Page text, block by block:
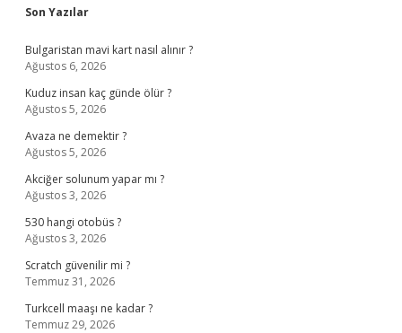
Sidebar
Son Yazılar
Bulgaristan mavi kart nasıl alınır ?
Ağustos 6, 2026
Kuduz insan kaç günde ölür ?
Ağustos 5, 2026
Avaza ne demektir ?
Ağustos 5, 2026
Akciğer solunum yapar mı ?
Ağustos 3, 2026
530 hangi otobüs ?
Ağustos 3, 2026
Scratch güvenilir mi ?
Temmuz 31, 2026
Turkcell maaşı ne kadar ?
Temmuz 29, 2026